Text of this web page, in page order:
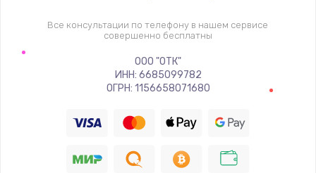
Все консультации по телефону в нашем сервисе
совершенно бесплатны
ООО "ОТК"
ИНН: 6685099782
ОГРН: 1156658071680